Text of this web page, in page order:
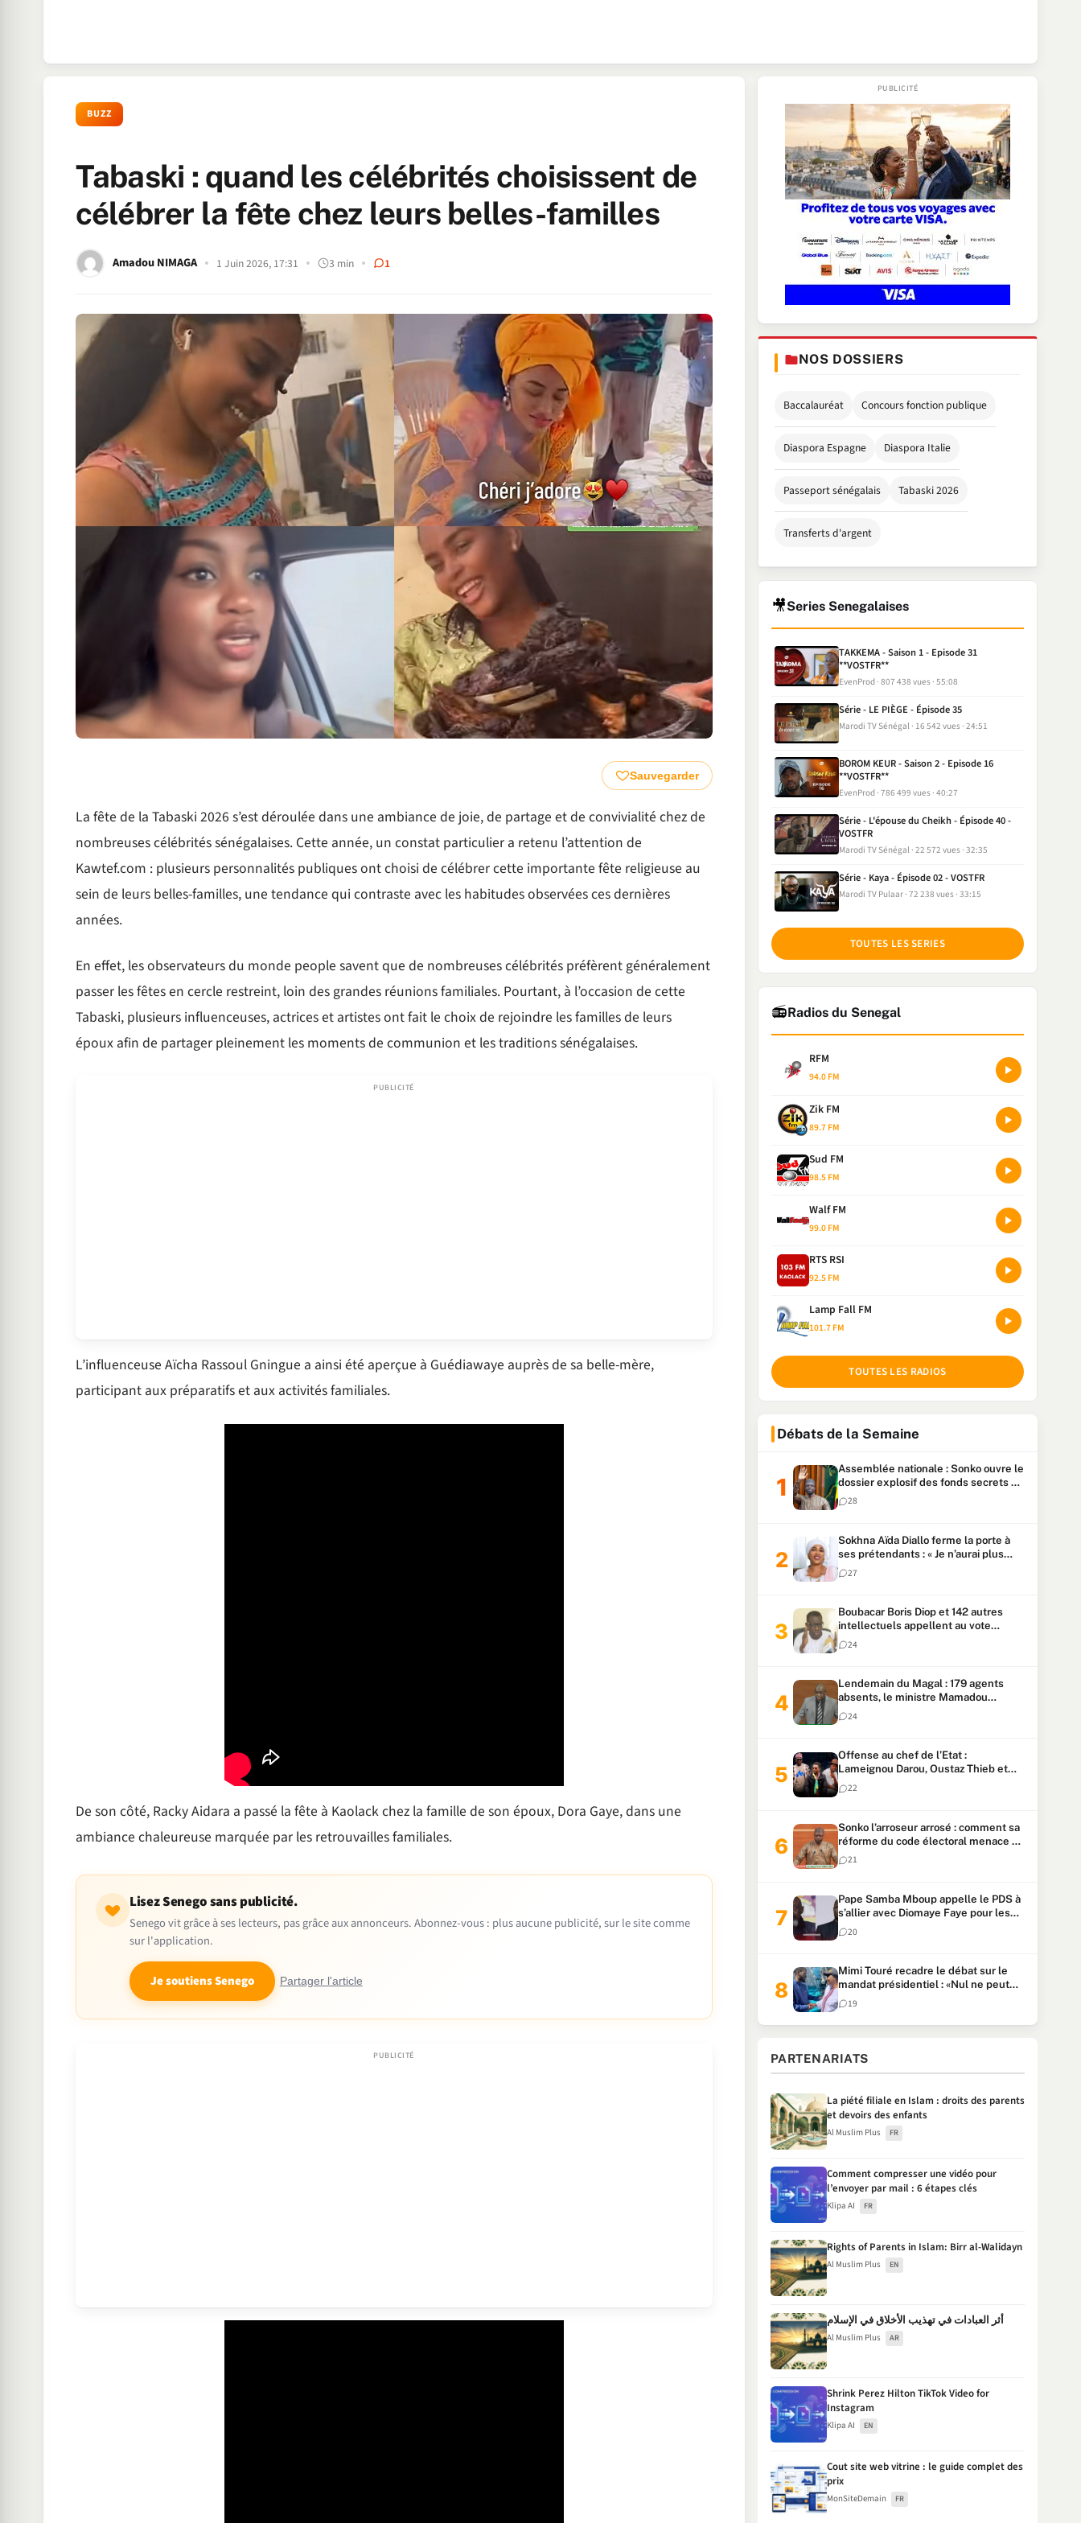
BUZZ
Tabaski : quand les célébrités choisissent de
célébrer la fête chez leurs belles-familles
Amadou NIMAGA 1 Juin 2026, 17:31 3 min 1
Sauvegarder
La fête de la Tabaski 2026 s’est déroulée dans une ambiance de joie, de partage et de convivialité chez de
nombreuses célébrités sénégalaises. Cette année, un constat particulier a retenu l’attention de
Kawtef.com : plusieurs personnalités publiques ont choisi de célébrer cette importante fête religieuse au
sein de leurs belles-familles, une tendance qui contraste avec les habitudes observées ces dernières
années.
En effet, les observateurs du monde people savent que de nombreuses célébrités préfèrent généralement
passer les fêtes en cercle restreint, loin des grandes réunions familiales. Pourtant, à l’occasion de cette
Tabaski, plusieurs influenceuses, actrices et artistes ont fait le choix de rejoindre les familles de leurs
époux afin de partager pleinement les moments de communion et les traditions sénégalaises.
L’influenceuse Aïcha Rassoul Gningue a ainsi été aperçue à Guédiawaye auprès de sa belle-mère,
participant aux préparatifs et aux activités familiales.
De son côté, Racky Aidara a passé la fête à Kaolack chez la famille de son époux, Dora Gaye, dans une
ambiance chaleureuse marquée par les retrouvailles familiales.
Lisez Senego sans publicité.
Senego vit grâce à ses lecteurs, pas grâce aux annonceurs. Abonnez-vous : plus aucune publicité, sur le site comme
sur l'application.
Je soutiens Senego Partager l'article
NOS DOSSIERS
Baccalauréat Concours fonction publique
Diaspora Espagne Diaspora Italie
Passeport sénégalais Tabaski 2026
Transferts d'argent
🎥Series Senegalaises
TAKKEMA - Saison 1 - Episode 31
**VOSTFR**
EvenProd 807 438 vues 55:08
Série - LE PIÈGE - Épisode 35
Marodi TV Sénégal 16 542 vues 24:51
BOROM KEUR - Saison 2 - Episode 16
**VOSTFR**
EvenProd 786 499 vues 40:27
Série - L'épouse du Cheikh - Épisode 40 -
VOSTFR
Marodi TV Sénégal 22 572 vues 32:35
Série - Kaya - Épisode 02 - VOSTFR
Marodi TV Pulaar 72 238 vues 33:15
TOUTES LES SERIES
📻Radios du Senegal
RFM
94.0 FM
Zik FM
89.7 FM
Sud FM
98.5 FM
Walf FM
99.0 FM
RTS RSI
92.5 FM
Lamp Fall FM
101.7 FM
TOUTES LES RADIOS
Débats de la Semaine
Assemblée nationale : Sonko ouvre le
dossier explosif des fonds secrets et
du patrimoine présidentiel
28
Sokhna Aïda Diallo ferme la porte à
ses prétendants : « Je n’aurai plus
jamais un autre mari »
27
Boubacar Boris Diop et 142 autres
intellectuels appellent au vote
urgent de la révision
constitutionnelle
24
Lendemain du Magal : 179 agents
absents, le ministre Mamadou
Lamine Dianté exige des explications
24
Offense au chef de l’Etat :
Lameignou Darou, Oustaz Thieb et
Ndiaye Touba lourdement
condamnés
22
Sonko l’arroseur arrosé : comment sa
réforme du code électoral menace sa
candidature
21
Pape Samba Mboup appelle le PDS à
s’allier avec Diomaye Faye pour les
locales et tacle Sonko
20
Mimi Touré recadre le débat sur le
mandat présidentiel : «Nul ne peut
faire plus de deux mandats
consécutifs de 5 ans»
19
PARTENARIATS
La piété filiale en Islam : droits des parents
et devoirs des enfants
Al Muslim Plus FR
Comment compresser une vidéo pour
l’envoyer par mail : 6 étapes clés
Klipa AI FR
Rights of Parents in Islam: Birr al-Walidayn
Al Muslim Plus EN
أثر العبادات في تهذيب الأخلاق في الإسلام
Al Muslim Plus AR
Shrink Perez Hilton TikTok Video for
Instagram
Klipa AI EN
Cout site web vitrine : le guide complet des
prix
MonSiteDemain FR